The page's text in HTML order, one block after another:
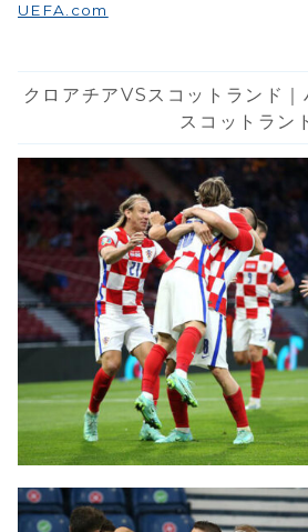
UEFA.com
クロアチアVSスコットランド
スコットラン